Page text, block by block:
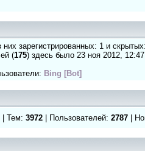
них зарегистрированных: 1 и
(175) здесь было 23 ноя 2012, 12:47
Bing [Bot]
| Тем: 3972 | Пользователей: 2787 |